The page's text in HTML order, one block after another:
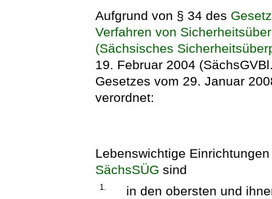
Aufgrund von § 34 des
Verfahren von
(Sächsisches
19. Februar 2004
Gesetzes vom 29. Januar
verordnet:
Lebenswichtige
SächsSÜG sind
1.
in den obersten und